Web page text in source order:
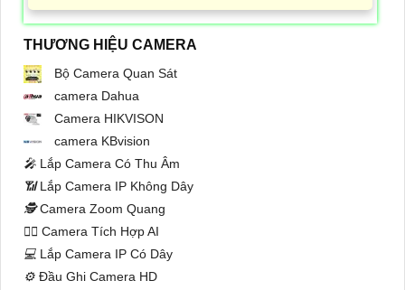
THƯƠNG HIỆU CAMERA
Bộ Camera Quan Sát
camera Dahua
Camera HIKVISON
camera KBvision
️🎤️ Lắp Camera Có Thu Âm
📶Lắp Camera IP Không Dây
🕵️Camera Zoom Quang
🧛‍♀️ Camera Tích Hợp AI
💻 Lắp Camera IP Có Dây
⚙️ Đầu Ghi Camera HD